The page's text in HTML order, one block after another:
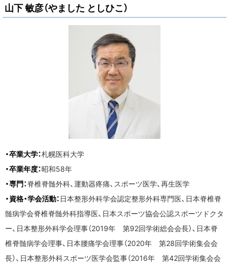
に
山下 敏彦（やました としひこ）
・卒業大学：札幌医科大学
・卒業年度：昭和58年
・専門：脊椎脊髄外科、運動器疼痛、スポーツ医学、再生医学
・資格・学会活動： 日本整形外科学会認定整形外科専門医、日本脊椎脊
髄病学会脊椎脊髄外科指導医、日本スポーツ協会公認スポーツドクタ
ー、日本整形外科学会理事（2019年 第92回学術総会会長）、日本脊
椎脊髄病学会理事、日本腰痛学会理事（2020年 第28回学術集会会
長）、日本整形外科スポーツ医学会監事（2016年 第42回学術集会会